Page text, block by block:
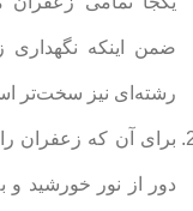
ضمن اینکه
رشته‌ای نیز سخت‌تر
برای آن که زعفران
دور از نور خورشید و